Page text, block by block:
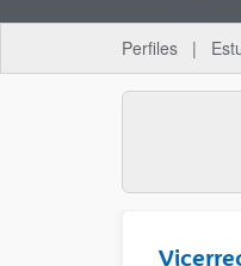
Perfiles